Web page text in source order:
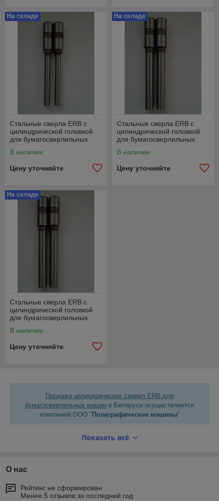
На складе
Стальные сверла ERB с
цилиндрической головкой
для бумагосверлильных
52mm/86mm
В наличии
Цену уточняйте
На складе
Стальные сверла ERB с
цилиндрической головкой
для бумагосверлильных
52mm/86mm
В наличии
Цену уточняйте
На складе
Стальные сверла ERB с
цилиндрической головкой
для бумагосверлильных
52mm/86mm
В наличии
Цену уточняйте
Продажа цилиндрических сверел ERB для
бумагосверлильных машин в Беларуси осуществляется
компанией ООО " Полиграфические машины"
Узнать цены, заказать и купить цилиндрические сверла
Есть вопросы? Позвоните и узнайте всю необходимую
Показать всё
О нас
Рейтинг не сформирован
Менее 5 отзывов за последний год